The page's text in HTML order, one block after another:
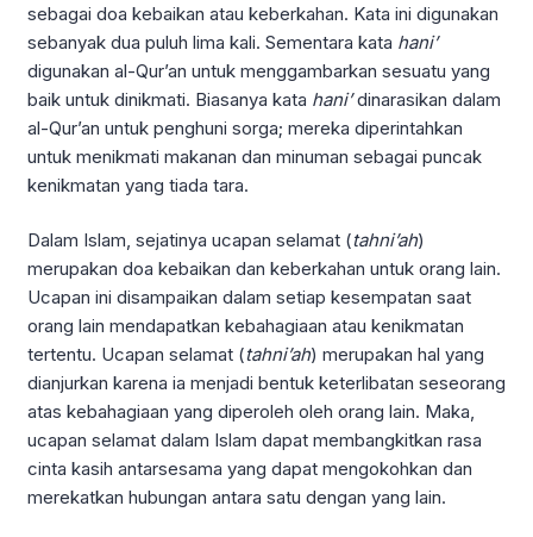
sebagai doa kebaikan atau keberkahan. Kata ini digunakan
sebanyak dua puluh lima kali. Sementara kata hani’
digunakan al-Qur’an untuk menggambarkan sesuatu yang
baik untuk dinikmati. Biasanya kata hani’dinarasikan dalam
al-Qur’an untuk penghuni sorga; mereka diperintahkan
untuk menikmati makanan dan minuman sebagai puncak
kenikmatan yang tiada tara.
Dalam Islam, sejatinya ucapan selamat (tahni’ah)
merupakan doa kebaikan dan keberkahan untuk orang lain.
Ucapan ini disampaikan dalam setiap kesempatan saat
orang lain mendapatkan kebahagiaan atau kenikmatan
tertentu. Ucapan selamat (tahni’ah) merupakan hal yang
dianjurkan karena ia menjadi bentuk keterlibatan seseorang
atas kebahagiaan yang diperoleh oleh orang lain. Maka,
ucapan selamat dalam Islam dapat membangkitkan rasa
cinta kasih antarsesama yang dapat mengokohkan dan
merekatkan hubungan antara satu dengan yang lain.